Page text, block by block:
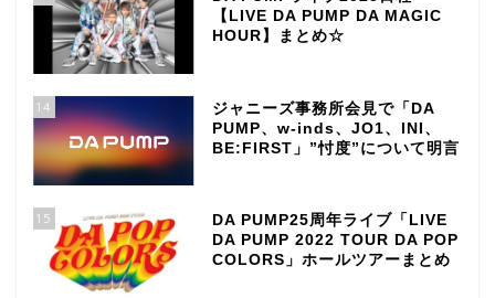
【LIVE DA PUMP DA MAGIC
HOUR】まとめ☆
14
ジャニーズ事務所会見で「DA
PUMP、w-inds、JO1、INI、
BE:FIRST」”忖度”について明言
15
DA PUMP25周年ライブ「LIVE
DA PUMP 2022 TOUR DA POP
COLORS」ホールツアーまとめ